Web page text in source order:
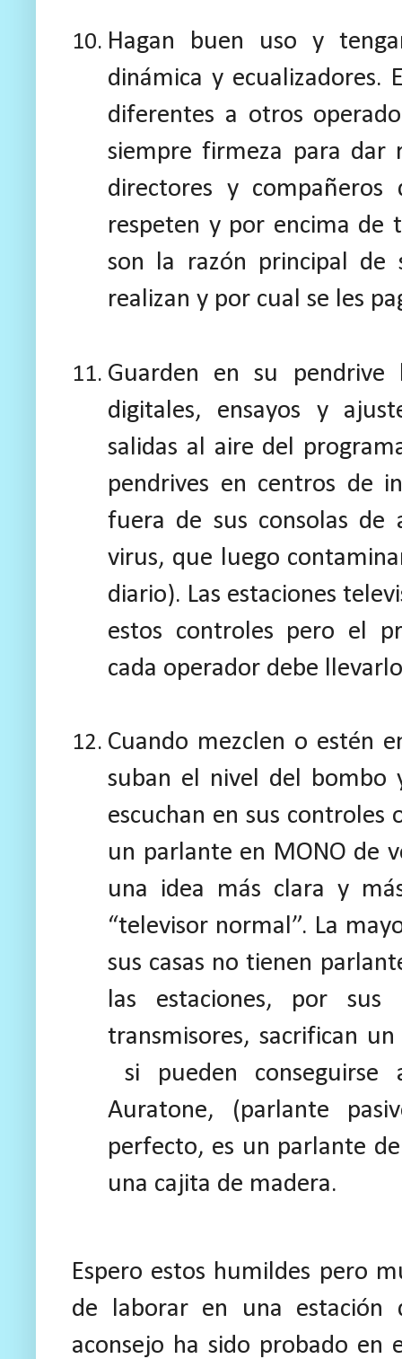
Hagan buen uso y
dinámica y ecualizadores.
diferentes a otros
siempre firmeza para dar
directores y
respeten y por encima de
son la razón principal de
realizan y por cual se les
Guarden en su
digitales, ensayos y
salidas al aire del
pendrives en centros de
fuera de sus consolas de
virus, que luego
diario). Las estaciones
estos controles pero el
cada operador debe
Cuando mezclen o estén
suban el nivel del
escuchan en sus controles
un parlante en MONO de
una idea más clara y
“televisor normal”. La
sus casas no tienen
las estaciones, por sus
transmisores, sacrifican
si pueden
Auratone, (parlante
perfecto, es un parlante
una cajita de madera.
Espero estos humildes pero
de laborar en una
aconsejo ha sido probado en